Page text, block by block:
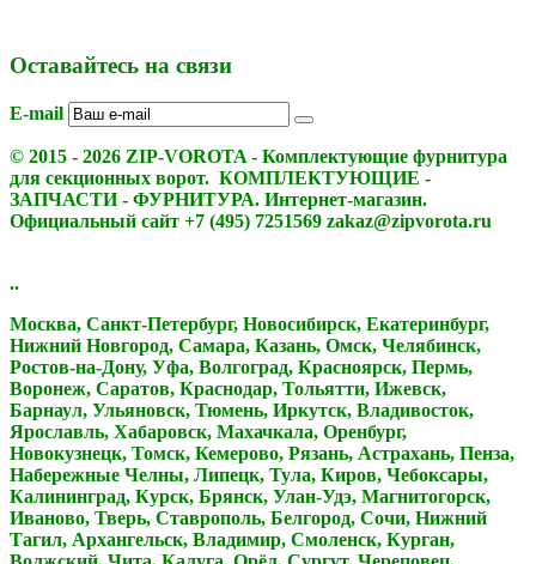
Оставайтесь на связи
E-mail
© 2015 - 2026 ZIP-VOROTA - Комплектующие фурнитура
для секционных ворот. КОМПЛЕКТУЮЩИЕ -
ЗАПЧАСТИ - ФУРНИТУРА. Интернет-магазин.
Официальный сайт +7 (495) 7251569 zakaz@zipvorota.ru
..
Москва, Санкт-Петербург, Новосибирск, Екатеринбург,
Нижний Новгород, Самара, Казань, Омск, Челябинск,
Ростов-на-Дону, Уфа, Волгоград, Красноярск, Пермь,
Воронеж, Саратов, Краснодар, Тольятти, Ижевск,
Барнаул, Ульяновск, Тюмень, Иркутск, Владивосток,
Ярославль, Хабаровск, Махачкала, Оренбург,
Новокузнецк, Томск, Кемерово, Рязань, Астрахань, Пенза,
Набережные Челны, Липецк, Тула, Киров, Чебоксары,
Калининград, Курск, Брянск, Улан-Удэ, Магнитогорск,
Иваново, Тверь, Ставрополь, Белгород, Сочи, Нижний
Тагил, Архангельск, Владимир, Смоленск, Курган,